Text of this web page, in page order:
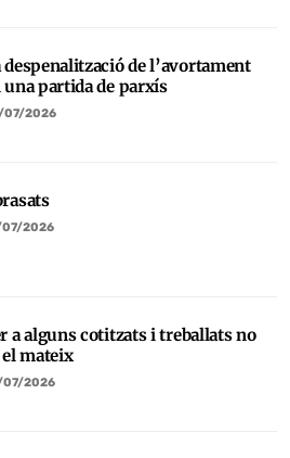
despenalització de l’avortament
una partida de parxís
07/2026
2026
a alguns cotitzats i treballats no
el mateix
2026